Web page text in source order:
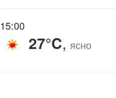
15:00
27°C, ясно